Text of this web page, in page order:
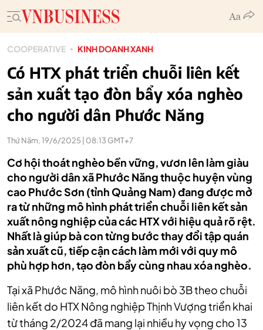
COOPERATIVE KINH DOANH XANH
Có HTX phát triển chuỗi liên kết
sản xuất tạo đòn bẩy xóa nghèo
cho người dân Phước Năng
Thứ Năm, 19/6/2025 | 08:13 GMT+7
Cơ hội thoát nghèo bền vững, vươn lên làm giàu
cho người dân xã Phước Năng thuộc huyện vùng
cao Phước Sơn (tỉnh Quảng Nam) đang được mở
ra từ những mô hình phát triển chuỗi liên kết sản
xuất nông nghiệp của các HTX với hiệu quả rõ rệt.
Nhất là giúp bà con từng bước thay đổi tập quán
sản xuất cũ, tiếp cận cách làm mới với quy mô
phù hợp hơn, tạo đòn bẩy cùng nhau xóa nghèo.
Tại xã Phước Năng, mô hình nuôi bò 3B theo chuỗi
liên kết do HTX Nông nghiệp Thịnh Vượng triển khai
từ tháng 2/2024 đã mang lại nhiều hy vọng cho 13